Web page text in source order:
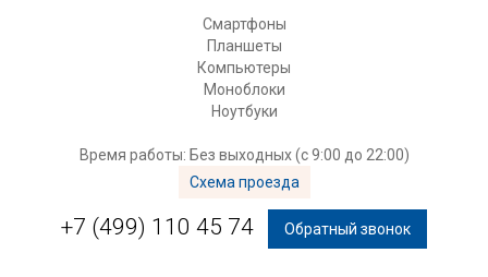
Смартфоны
Планшеты
Компьютеры
Моноблоки
Ноутбуки
Время работы: Без выходных (с 9:00 до 22:00)
Схема проезда
+7 (499) 110 45 74 Обратный звонок